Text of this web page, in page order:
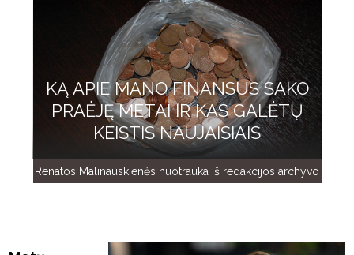
KĄ APIE MANO FINANSUS SAKO
PRAĖJĘ METAI IR KAS GALĖTŲ
KEISTIS NAUJAISIAIS
Renatos Malinauskienės nuotrauka iš redakcijos archyvo